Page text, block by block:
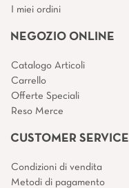
I miei ordini
NEGOZIO ONLINE
Catalogo Articoli
Carrello
Offerte Speciali
Reso Merce
CUSTOMER SERVICE
Condizioni di vendita
Metodi di pagamento